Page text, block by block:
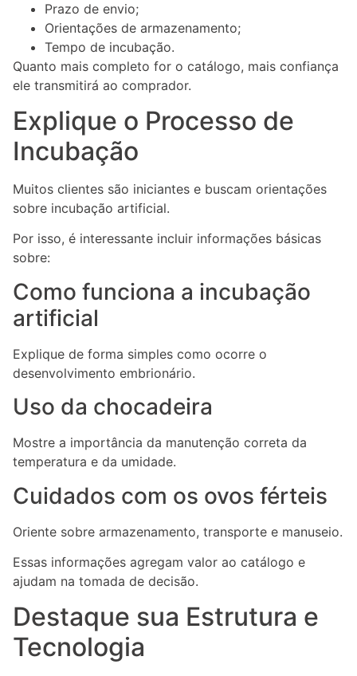
Prazo de envio;
Orientações de armazenamento;
Tempo de incubação.
Quanto mais completo for o catálogo, mais confiança
ele transmitirá ao comprador.
Explique o Processo de
Incubação
Muitos clientes são iniciantes e buscam orientações
sobre incubação artificial.
Por isso, é interessante incluir informações básicas
sobre:
Como funciona a incubação
artificial
Explique de forma simples como ocorre o
desenvolvimento embrionário.
Uso da chocadeira
Mostre a importância da manutenção correta da
temperatura e da umidade.
Cuidados com os ovos férteis
Oriente sobre armazenamento, transporte e manuseio.
Essas informações agregam valor ao catálogo e
ajudam na tomada de decisão.
Destaque sua Estrutura e
Tecnologia